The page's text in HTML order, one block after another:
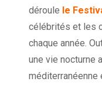
déroule le
célébrités et les
chaque année.
une vie nocturne
méditerranéenne